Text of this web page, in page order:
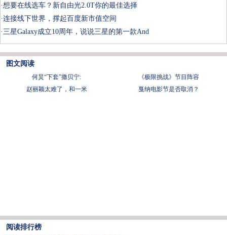
·想要在线选车？新自由光2.0T你的最佳选择
·连接线下世界，撑起百度新市值空间
· 三星Galaxy成立10周年，说说三星的第一款And
图文阅读
何炅“下套”撒贝宁:
《极限挑战》节目阵容
赵丽颖太难了，和一米
戛纳电影节是否取消？
阅读排行榜